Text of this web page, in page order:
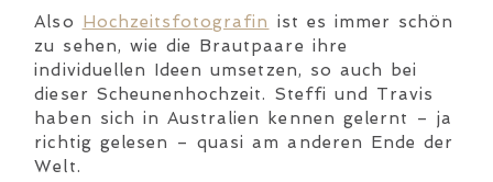
Also Hochzeitsfotografin ist es immer schön
zu sehen, wie die Brautpaare ihre
individuellen Ideen umsetzen, so auch bei
dieser Scheunenhochzeit. Steffi und Travis
haben sich in Australien kennen gelernt – ja
richtig gelesen – quasi am anderen Ende der
Welt.